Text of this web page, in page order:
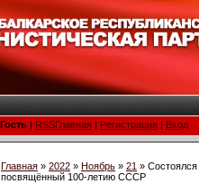
Гость RSSГлавная Регистрация Вход
Главная » 2022 » Ноябрь » 21 »
посвящённый 100-летию СССР